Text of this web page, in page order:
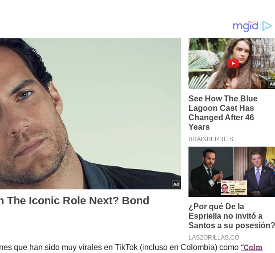
que han sido muy virales en TikTok (incluso en Colombia) como “Calm